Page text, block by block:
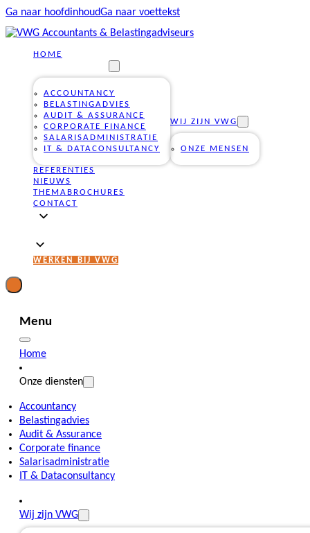
Ga naar hoofdinhoudGa naar voettekst
HOME
ACCOUNTANCY
BELASTINGADVIES
AUDIT & ASSURANCE
CORPORATE FINANCE
SALARISADMINISTRATIE
IT & DATACONSULTANCY
WIJ ZIJN VWG
ONZE MENSEN
REFERENTIES
NIEUWS
THEMABROCHURES
CONTACT
WERKEN BIJ VWG
Menu
Home
Onze diensten
Accountancy
Belastingadvies
Audit & Assurance
Corporate finance
Salarisadministratie
IT & Dataconsultancy
Wij zijn VWG